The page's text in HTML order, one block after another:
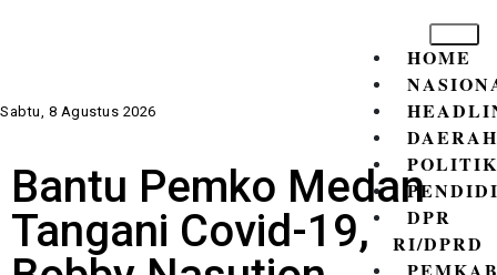
Sabtu, 8 Agustus 2026
HOME
DAERAH
POLITIK
DPR
RI/DPRD
Bantu Pemko Medan
Tangani Covid-19,